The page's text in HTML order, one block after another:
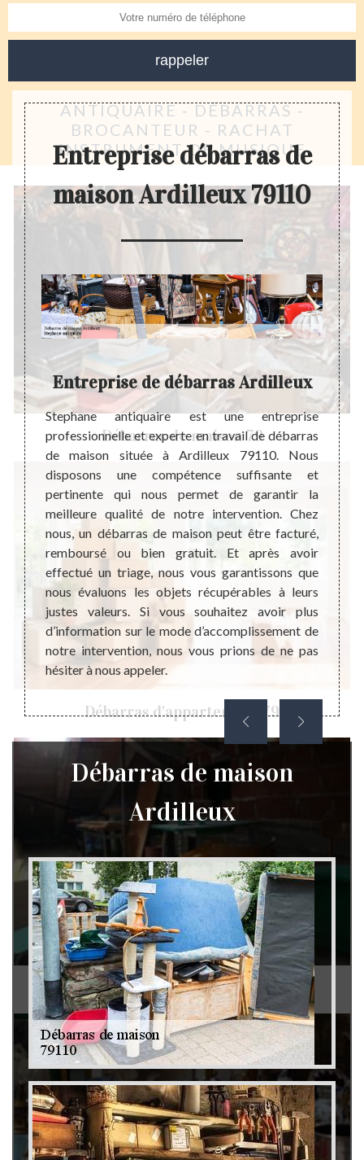
ANTIQUAIRE - DÉBARRAS -
BROCANTEUR - RACHAT
INSTRUMENT DE MUSIQUE
Débarras de maison 79
Débarras d'appartement 79
Débarras de grenier et cave 79
Entreprise débarras de
maison Ardilleux 79110
la
votre
pas
de
le
est
de
Entreprise de débarras Ardilleux
Stephane antiquaire est une entreprise
professionnelle et experte en travail de débarras
de maison située à Ardilleux 79110. Nous
disposons une compétence suffisante et
pertinente qui nous permet de garantir la
meilleure qualité de notre intervention. Chez
nous, un débarras de maison peut être facturé,
remboursé ou bien gratuit. Et après avoir
effectué un triage, nous vous garantissons que
nous évaluons les objets récupérables à leurs
justes valeurs. Si vous souhaitez avoir plus
d’information sur le mode d’accomplissement de
notre intervention, nous vous prions de ne pas
hésiter à nous appeler.
fait,
plus
vos
le
Débarras de maison
Ardilleux